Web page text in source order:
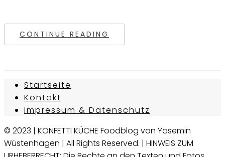
CONTINUE READING
Startseite
Kontakt
Impressum & Datenschutz
© 2023 | KONFETTI KÜCHE Foodblog von Yasemin
Wüstenhagen | All Rights Reserved. | HINWEIS ZUM